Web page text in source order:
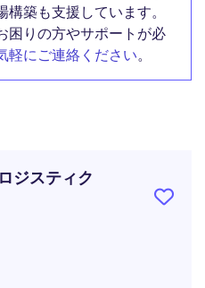
築も支援しています。
困りの方やサポートが必
軽にご連絡ください。
ジスティク